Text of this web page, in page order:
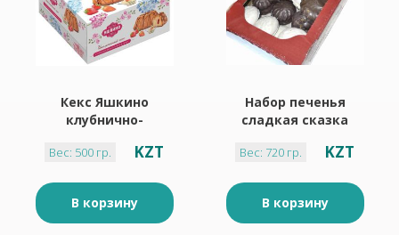
Кекс Яшкино
клубнично-
500 г
Вес: 500 гр. KZT
В корзину
Набор печенья
сладкая сказка
коробка)
Вес: 720 гр. KZT
В корзину